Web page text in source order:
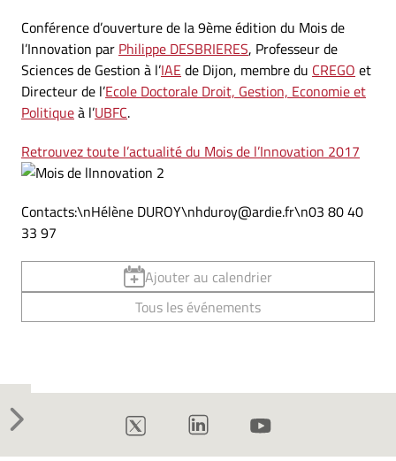
Conférence d’ouverture de la 9ème édition du Mois de
l’Innovation par Philippe DESBRIERES, Professeur de
Sciences de Gestion à l’IAE de Dijon, membre du CREGO et
Directeur de l’Ecole Doctorale Droit, Gestion, Economie et
Politiqueà l’UBFC.
Retrouvez toute l’actualité du Mois de l’Innovation 2017
Contacts:\nHélène DUROY\nhduroy@ardie.fr\n03 80 40
33 97
Ajouter au calendrier
Tous les événements